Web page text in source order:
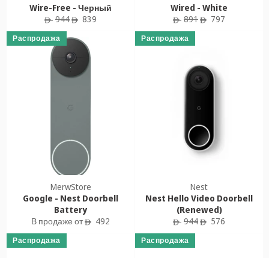
Wire-Free - Черный
Обычная
цена
ê 944Цена
ê 839
Wired - White
Обычная
цена
ê 891Цена
ê 797
MerwStore
Google - Nest Doorbell
Battery
В продаже от ê 492
Распродажа
Nest
Nest Hello Video Doorbell
(Renewed)
Обычная
цена
ê 944Цена
ê 576
Распродажа
Распродажа Распродажа